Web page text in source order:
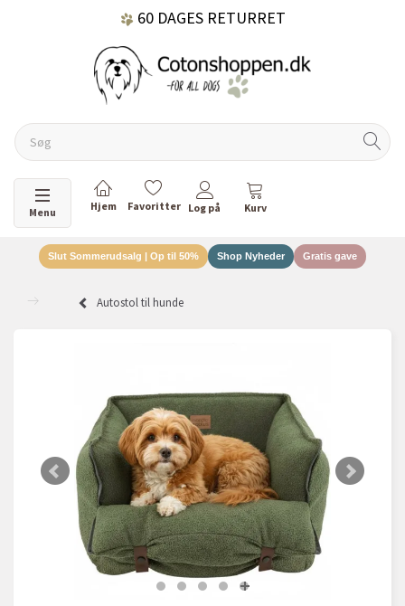
60 DAGES RETURRET
Skifte navigation
Menu
Slut Sommerudsalg | Op til 50% Shop Nyheder Gratis gave
Autostol til hunde